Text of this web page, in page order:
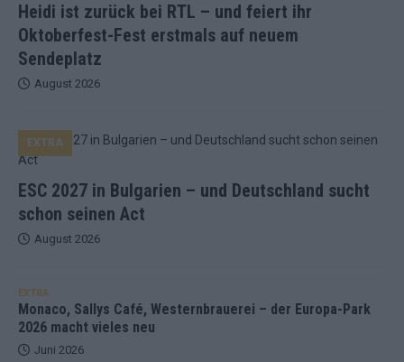
Heidi ist zurück bei RTL – und feiert ihr
Oktoberfest-Fest erstmals auf neuem
Sendeplatz
August 2026
ESC 2027 in Bulgarien – und Deutschland sucht
schon seinen Act
EXTRA
August 2026
EXTRA
Monaco, Sallys Café, Westernbrauerei – der Europa-Park
2026 macht vieles neu
Juni 2026